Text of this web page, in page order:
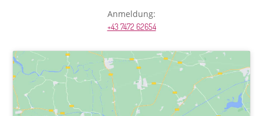
Anmeldung:
+43 7472 62654